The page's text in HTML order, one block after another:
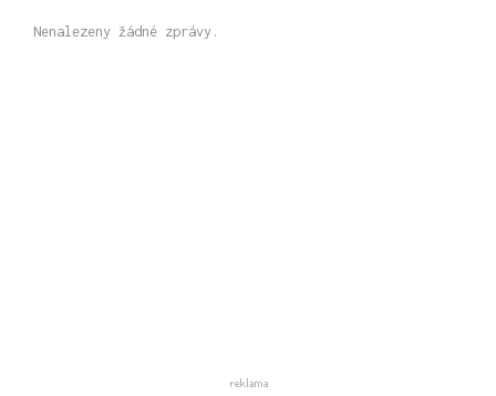
Nenalezeny žádné zprávy.